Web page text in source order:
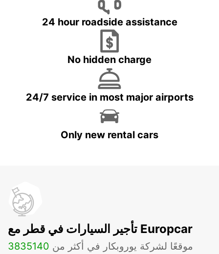
24 hour roadside assistance
No hidden charge
24/7 service in most major airports
Only new rental cars
تأجير السيارات في قطر مع Europcar
3835 موقعًا لشركة يوروبكار في أكثر من 140